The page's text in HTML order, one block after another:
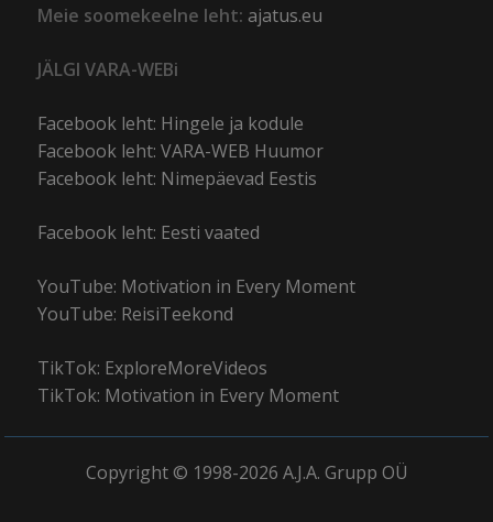
Meie soomekeelne leht: ajatus.eu
JÄLGI VARA-WEBi
Facebook leht: Hingele ja kodule
Facebook leht: VARA-WEB Huumor
Facebook leht: Nimepäevad Eestis
Facebook leht: Eesti vaated
YouTube: Motivation in Every Moment
YouTube: ReisiTeekond
TikTok: ExploreMoreVideos
TikTok: Motivation in Every Moment
Copyright © 1998-2026 A.J.A. Grupp OÜ